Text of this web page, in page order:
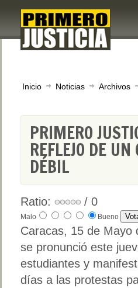
Inicio Noticias Archivos
PRIMERO
REFLEJO DE
DÉBIL
Ratio: / 0
Malo Bueno
Caracas, 15 de Mayo
se pronunció este
estudiantes y
días a las protestas